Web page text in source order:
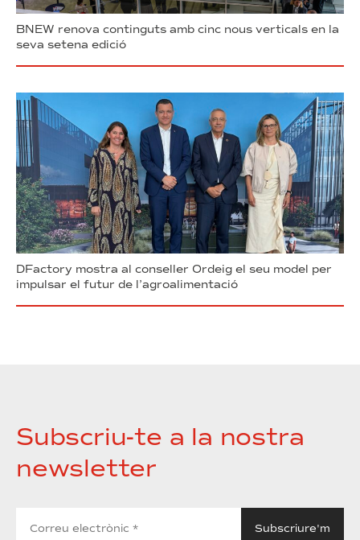
BNEW renova continguts amb cinc nous verticals en la
seva setena edició
DFactory mostra al conseller Ordeig el seu model per
impulsar el futur de l’agroalimentació
Subscriu-te a la nostra
newsletter